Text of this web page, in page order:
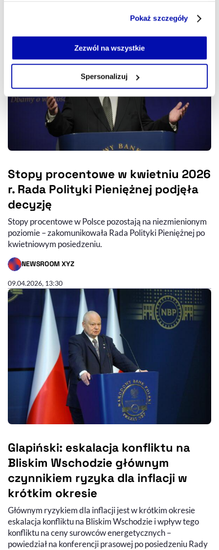
Jeżeli nie wyrażasz zgody na zapisywanie plików cookie,
możesz łatwo zarządzać swoimi uprawnieniami, np. we
własnej przeglądarce internetowej lub po wybraniu opcji
naszej
Polityce Prywatności
Pokaż szczegóły
Zezwól na wszystkie
Spersonalizuj
Stopy procentowe w kwietniu 2026
r. Rada Polityki Pieniężnej podjęła
decyzję
Stopy procentowe w Polsce pozostają na niezmienionym
poziomie – zakomunikowała Rada Polityki Pieniężnej po
kwietniowym posiedzeniu.
NEWSROOM XYZ
- AUTOR ARTYKUŁU - PROFIL
09.04.2026, 13:30
Glapiński: eskalacja konfliktu na
Bliskim Wschodzie głównym
czynnikiem ryzyka dla inflacji w
krótkim okresie
Głównym ryzykiem dla inflacji jest w krótkim okresie
eskalacja konfliktu na Bliskim Wschodzie i wpływ tego
konfliktu na ceny surowców energetycznych –
powiedział na konferencji prasowej po posiedzeniu Rady